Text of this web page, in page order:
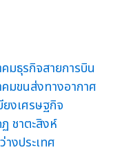
มธุรกิจสายการบิน
มขนส่งทางอากาศ
ยงเศรษฐกิจ
ชาตะสิงห์
างประเทศ